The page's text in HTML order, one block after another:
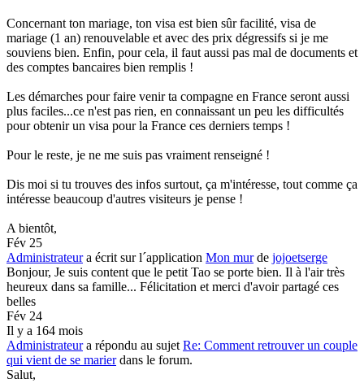
Concernant ton mariage, ton visa est bien sûr facilité, visa de
mariage (1 an) renouvelable et avec des prix dégressifs si je me
souviens bien. Enfin, pour cela, il faut aussi pas mal de documents et
des comptes bancaires bien remplis !
Les démarches pour faire venir ta compagne en France seront aussi
plus faciles...ce n'est pas rien, en connaissant un peu les difficultés
pour obtenir un visa pour la France ces derniers temps !
Pour le reste, je ne me suis pas vraiment renseigné !
Dis moi si tu trouves des infos surtout, ça m'intéresse, tout comme ça
intéresse beaucoup d'autres visiteurs je pense !
A bientôt,
Fév 25
Administrateura écrit sur l´application Mon murde jojoetserge
Bonjour, Je suis content que le petit Tao se porte bien. Il à l'air très
heureux dans sa famille... Félicitation et merci d'avoir partagé ces
belles
Fév 24
Il y a 164 mois
Administrateura répondu au sujet Re: Comment retrouver un couple
qui vient de se marierdans le forum.
Salut,